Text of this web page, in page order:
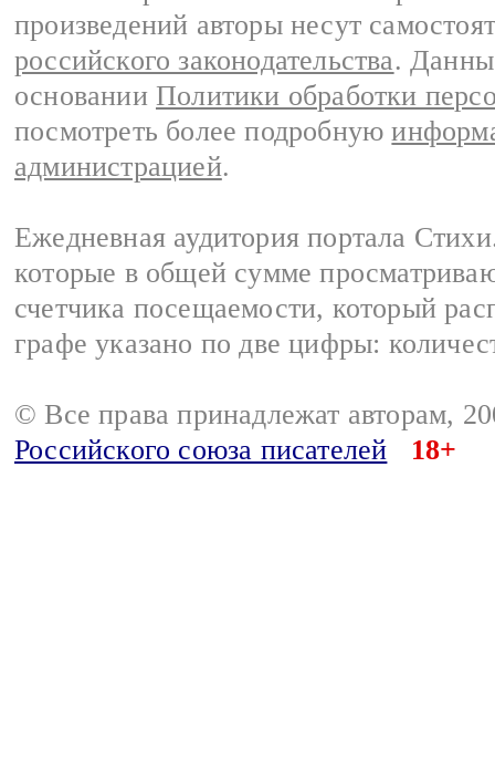
произведений авторы несут
российского законодательства.
основании Политики обработки
посмотреть более подробную
администрацией.
Ежедневная аудитория портала
которые в общей сумме
счетчика посещаемости, который
графе указано по две цифры:
© Все права принадлежат авторам,
Российского союза писателей
18+